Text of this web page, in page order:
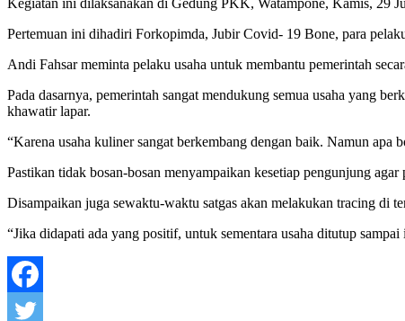
Kegiatan ini dilaksanakan di Gedung PKK, Watampone, Kamis, 29
Pertemuan ini dihadiri Forkopimda, Jubir Covid- 19 Bone, para
Andi Fahsar meminta pelaku usaha untuk membantu pemerintah
Pada dasarnya, pemerintah sangat mendukung semua usaha yang
khawatir lapar.
“Karena usaha kuliner sangat berkembang dengan baik. Namun apa
Pastikan tidak bosan-bosan menyampaikan kesetiap pengunjung
Disampaikan juga sewaktu-waktu satgas akan melakukan tracing di
“Jika didapati ada yang positif, untuk sementara usaha ditutup